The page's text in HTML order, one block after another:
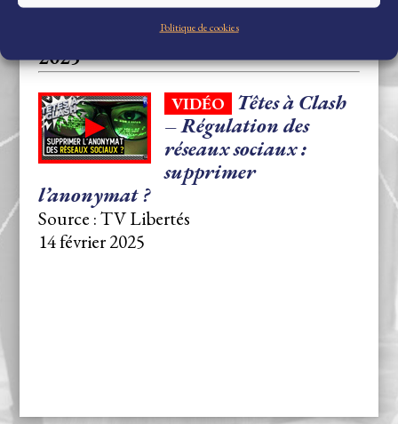
Politique de cookies
2025
VIDÉO
Têtes à Clash
– Régulation des
réseaux sociaux :
supprimer
l’anonymat ?
Source : TV Libertés
14 février 2025